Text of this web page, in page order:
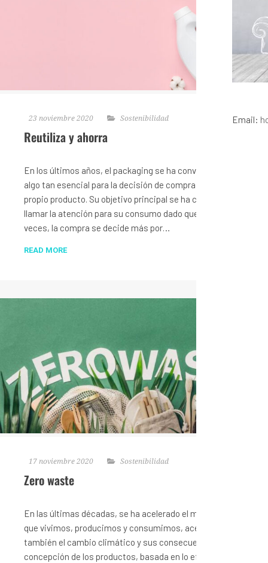
Email:
23 noviembre 2020 Sostenibilidad
Reutiliza y ahorra
En los últimos años, el packaging se ha convertido en
algo tan esencial para la decisión de compra como el
propio producto. Su objetivo principal se ha centrado en
llamar la atención para su consumo dado que, muchas
veces, la compra se decide más por…
READ MORE
17 noviembre 2020 Sostenibilidad
Zero waste
En las últimas décadas, se ha acelerado el modo en el
que vivimos, producimos y consumimos, acelerando
también el cambio climático y sus consecuencias. La
concepción de los productos, basada en lo efímero,